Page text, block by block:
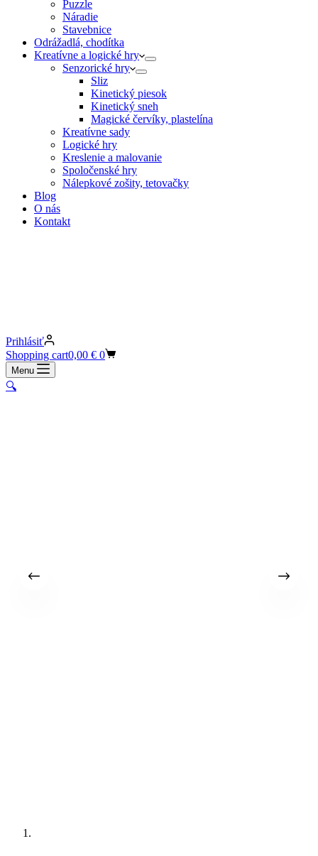
Puzzle
Náradie
Stavebnice
Odrážadlá, chodítka
Kreatívne a logické hry
Senzorické hry
Sliz
Kinetický piesok
Kinetický sneh
Magické červíky, plastelína
Kreatívne sady
Logické hry
Kreslenie a malovanie
Spoločenské hry
Nálepkové zošity, tetovačky
Blog
O nás
Kontakt
Prihlásiť
Shopping cart0,00 € 0
Menu
🔍